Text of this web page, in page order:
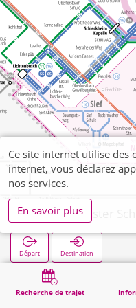
Recherche de trajet
Kornelimünster
Départ Destination
Démarrage Recherche
Ce site internet utilise des
internet, vous déclarez
nos services.
En savoir plus